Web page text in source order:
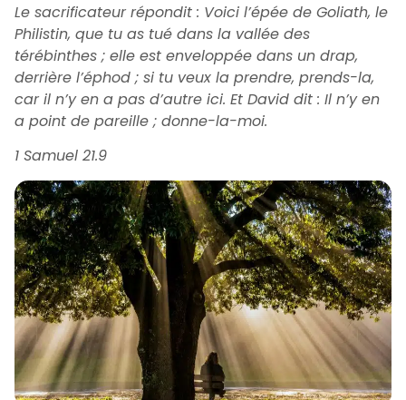
Le sacrificateur répondit : Voici l’épée de Goliath, le
Philistin, que tu as tué dans la vallée des
térébinthes ; elle est enveloppée dans un drap,
derrière l’éphod ; si tu veux la prendre, prends-la,
car il n’y en a pas d’autre ici. Et David dit : Il n’y en
a point de pareille ; donne-la-moi.
1 Samuel 21.9